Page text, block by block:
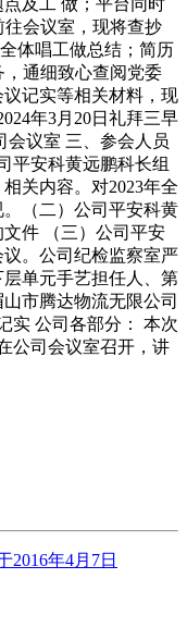
及工 做；平台同时
会议室，现将查抄
体唱工做总结；简历
通细致心查阅党委
记实等相关材料，现
年3月20日礼拜三早
会议室 三、参会人员
平安科黄远鹏科长组
关内容。对2023年全
（二）公司平安科黄
件 （三）公司平安
。公司纪检监察室严
单元手艺担任人、第
市腾达物流无限公司
实 公司各部分： 本次
公司会议室召开，讲
2016年4月7日